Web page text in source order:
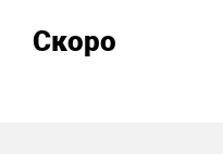
Скоро